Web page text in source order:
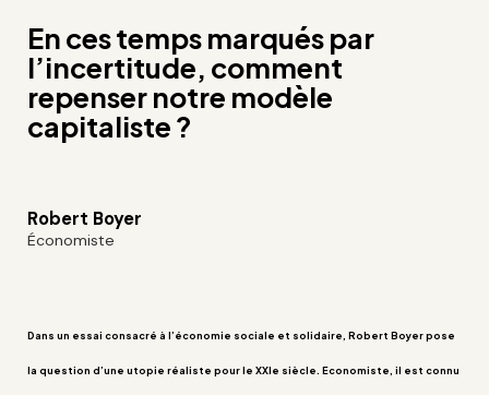
En ces temps marqués par
l’incertitude, comment
repenser notre modèle
capitaliste ?
Robert Boyer
Économiste
Dans un essai consacré à l’économie sociale et solidaire, Robert Boyer pose
la question d’une utopie réaliste pour le XXIe siècle. Economiste, il est connu